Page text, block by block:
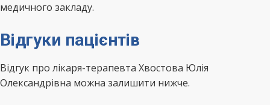
медичного закладу.
Відгуки пацієнтів
Відгук про лікаря-терапевта Хвостова Юлія
Олександрівна можна залишити нижче.